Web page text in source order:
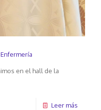
en el hall de la
Leer más